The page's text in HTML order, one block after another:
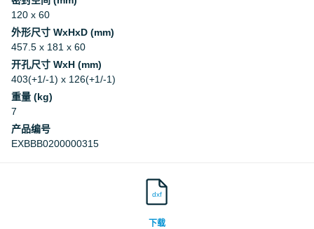
120 x 60
外形尺寸 WxHxD (mm)
457.5 x 181 x 60
开孔尺寸 WxH (mm)
403(+1/-1) x 126(+1/-1)
重量 (kg)
7
产品编号
EXBBB0200000315
dxf
下载